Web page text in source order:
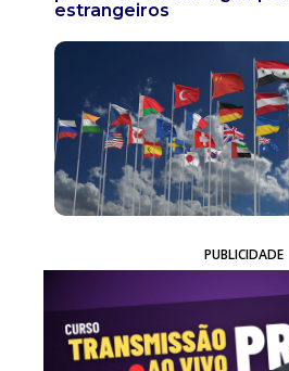
estrangeiros
PUBLICIDADE